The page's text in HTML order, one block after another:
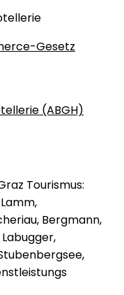
Gesetz
(ABGH)
Tourismus:
Bergmann,